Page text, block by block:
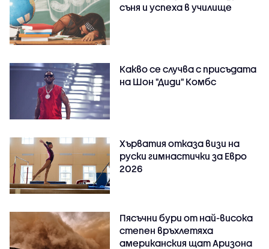
съня и успеха в училище
Какво се случва с присъдата
на Шон "Диди" Комбс
Хърватия отказа визи на
руски гимнастички за Евро
2026
Пясъчни бури от най-висока
степен връхлетяха
американския щат Аризона